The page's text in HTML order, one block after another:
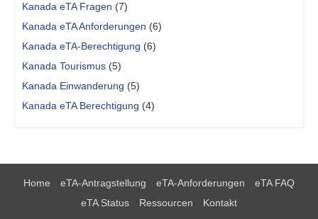
Kanada eTA Fragen (7)
Kanada eTA Anforderungen (6)
Kanada eTA-Berechtigung (6)
Kanada Tourismus (5)
Kanada Einwanderung (5)
Kanada eTA Berechtigung (4)
Home eTA-Antragstellung eTA-Anforderungen
eTA FAQ
eTA Status
Ressourcen
Kontakt